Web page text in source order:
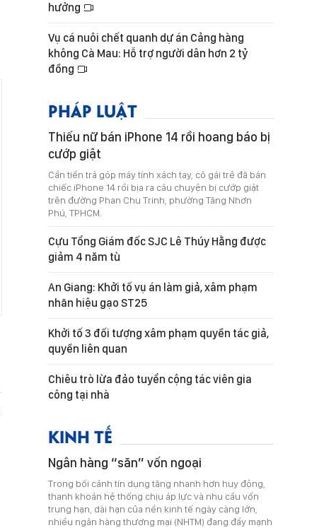
hưởng
Vụ cá nuôi chết quanh dự án Cảng hàng
không Cà Mau: Hỗ trợ người dân hơn 2 tỷ
đồng
PHÁP LUẬT
Thiếu nữ bán iPhone 14 rồi hoang báo bị
cướp giật
Cần tiền trả góp máy tính xách tay, cô gái trẻ đã bán
chiếc iPhone 14 rồi bịa ra câu chuyện bị cướp giật
trên đường Phan Chu Trinh, phường Tăng Nhơn
Phú, TPHCM.
Cựu Tổng Giám đốc SJC Lê Thúy Hằng được
giảm 4 năm tù
An Giang: Khởi tố vụ án làm giả, xâm phạm
nhãn hiệu gạo ST25
Khởi tố 3 đối tượng xâm phạm quyền tác giả,
quyền liên quan
Chiêu trò lừa đảo tuyển cộng tác viên gia
công tại nhà
KINH TẾ
Ngân hàng “săn” vốn ngoại
Trong bối cảnh tín dụng tăng nhanh hơn huy động,
thanh khoản hệ thống chịu áp lực và nhu cầu vốn
trung hạn, dài hạn của nền kinh tế ngày càng lớn,
nhiều ngân hàng thương mại (NHTM) đang đẩy mạnh